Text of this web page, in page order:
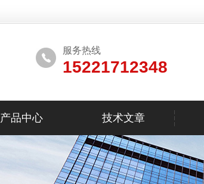
服务热线
15221712348
产品中心 技术文章